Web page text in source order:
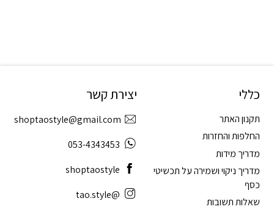
כללי
תקנון האתר
החלפות והחזרות
מדריך מידות
מדריך ניקוי ושמירה על תכשיטי
כסף
שאלות תשובות
יצירת קשר
shoptaostyle@gmail.com
053-4343453
shoptaostyle
@tao.style